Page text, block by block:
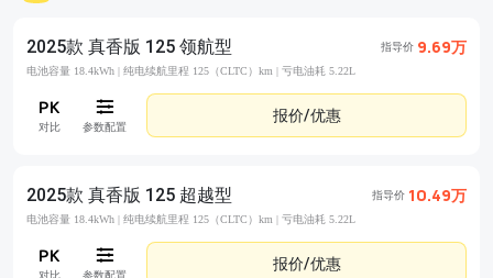
2025款 真香版 125 领航型 指导价 9.69万
电池容量 18.4kWh | 纯电续航里程 125（CLTC）km | 亏电油耗 5.22L
对比 参数配置
报价/优惠
2025款 真香版 125 超越型 指导价 10.49万
电池容量 18.4kWh | 纯电续航里程 125（CLTC）km | 亏电油耗 5.22L
报价/优惠